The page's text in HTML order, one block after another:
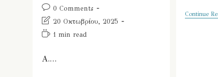
Post
comments:
0 Comments
Post
last
20 Οκτωβρίου, 2025
Reading1 min read
Α.…
Continue